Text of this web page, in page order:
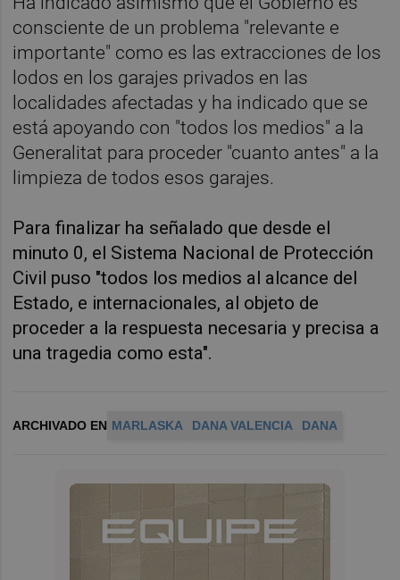
consciente de un problema "relevante e
importante" como es las extracciones de los
lodos en los garajes privados en las
localidades afectadas y ha indicado que se
está apoyando con "todos los medios" a la
Generalitat para proceder "cuanto antes" a la
limpieza de todos esos garajes.
Para finalizar ha señalado que desde el
minuto 0, el Sistema Nacional de Protección
Civil puso "todos los medios al alcance del
Estado, e internacionales, al objeto de
proceder a la respuesta necesaria y precisa a
una tragedia como esta".
ARCHIVADO EN MARLASKA DANA VALENCIA DANA